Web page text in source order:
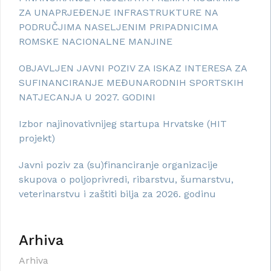
ZA UNAPRJEĐENJE INFRASTRUKTURE NA
PODRUČJIMA NASELJENIM PRIPADNICIMA
ROMSKE NACIONALNE MANJINE
OBJAVLJEN JAVNI POZIV ZA ISKAZ INTERESA ZA
SUFINANCIRANJE MEĐUNARODNIH SPORTSKIH
NATJECANJA U 2027. GODINI
Izbor najinovativnijeg startupa Hrvatske (HIT
projekt)
Javni poziv za (su)financiranje organizacije
skupova o poljoprivredi, ribarstvu, šumarstvu,
veterinarstvu i zaštiti bilja za 2026. godinu
Arhiva
Arhiva